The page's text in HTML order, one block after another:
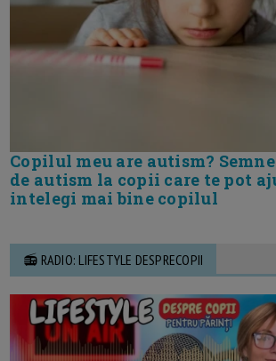
Copilul meu are autism?
de autism la copii care te pot
intelegi mai bine copilul
📻 RADIO: LIFESTYLE DESPRECOPII